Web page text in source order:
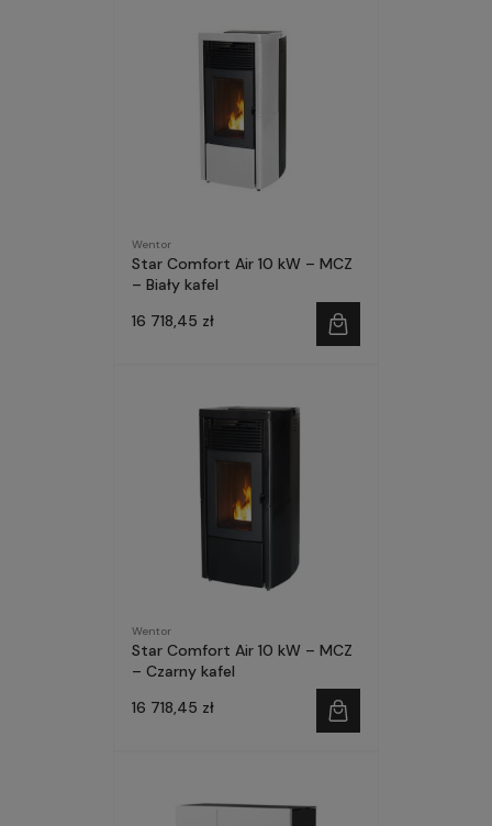
Wentor
Star Comfort Air 10 kW – MCZ
– Biały kafel
16 718,45 zł
Wentor
Star Comfort Air 10 kW – MCZ
– Czarny kafel
16 718,45 zł